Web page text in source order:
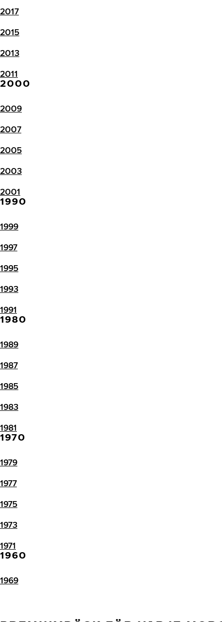
2017
2015
2013
2011
2000
2009
2007
2005
2003
2001
1990
1999
1997
1995
1993
1991
1980
1989
1987
1985
1983
1981
1970
1979
1977
1975
1973
1971
1960
1969